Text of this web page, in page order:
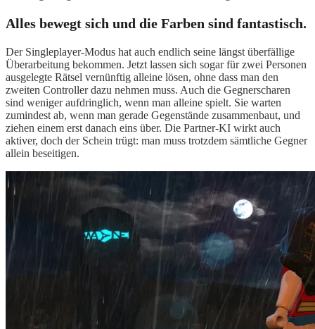
Alles bewegt sich und die Farben sind fantastisch.
Der Singleplayer-Modus hat auch endlich seine längst überfällige
Überarbeitung bekommen. Jetzt lassen sich sogar für zwei Personen
ausgelegte Rätsel vernünftig alleine lösen, ohne dass man den
zweiten Controller dazu nehmen muss. Auch die Gegnerscharen
sind weniger aufdringlich, wenn man alleine spielt. Sie warten
zumindest ab, wenn man gerade Gegenstände zusammenbaut, und
ziehen einem erst danach eins über. Die Partner-KI wirkt auch
aktiver, doch der Schein trügt: man muss trotzdem sämtliche Gegner
allein beseitigen.